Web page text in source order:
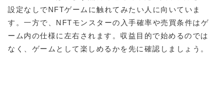
設定なしでNFTゲームに触れてみたい人に向いていま
す。一方で、NFTモンスターの入手確率や売買条件はゲ
ーム内の仕様に左右されます。収益目的で始めるのでは
なく、ゲームとして楽しめるかを先に確認しましょう。